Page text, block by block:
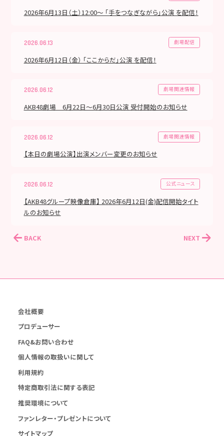
2026年6月13日（土）12:00～ 「手をつなぎながら」公演 を配信！
2026.06.13 劇場配信
2026年6月12日（金） 「ここからだ」公演 を配信！
2026.06.12 劇場関連情報
AKB48劇場 6月22日～6月30日公演 受付開始のお知らせ
2026.06.12 劇場関連情報
【本日の劇場公演】出演メンバー変更のお知らせ
2026.06.12 公式ニュース
【AKB48グループ映像倉庫】 2026年6月12日(金)配信開始タイト
ルのお知らせ
BACK NEXT
会社概要
プロデューサー
FAQ&お問い合わせ
個人情報の取扱いに関して
利用規約
特定商取引法に関する表記
推奨環境について
ファンレター・プレゼントについて
サイトマップ